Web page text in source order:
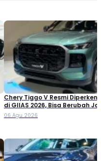
Chery Tiggo V Resmi
di GIIAS 2026, Bisa Berubah
Double Cabin
06 Agu 2026